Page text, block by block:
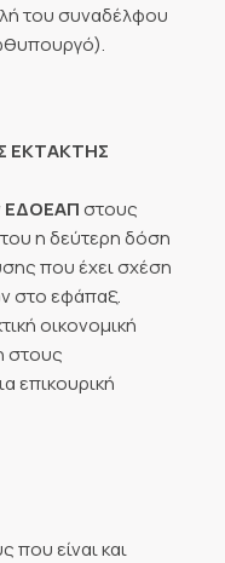
του συναδέλφου
ΕΚΤΑΚΤΗΣ
ΕΔΟΕΑΠστους
η δεύτερη δόση
που έχει σχέση
στο εφάπαξ.
οικονομική
στους
επικουρική
που είναι και